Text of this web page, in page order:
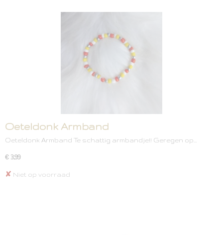
Oeteldonk Armband
Oeteldonk Armband Te schattig armbandje!! Geregen op…
€ 3,99
✘ Niet op voorraad